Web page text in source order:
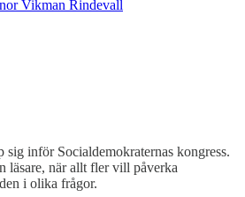
Vikman Rindevall
sig inför Socialdemokraternas kongress.
läsare, när allt fler vill påverka
i olika frågor.